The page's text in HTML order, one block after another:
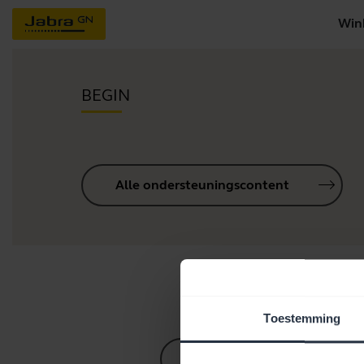
Toestemming
BEGIN
Alle ondersteuningscontent